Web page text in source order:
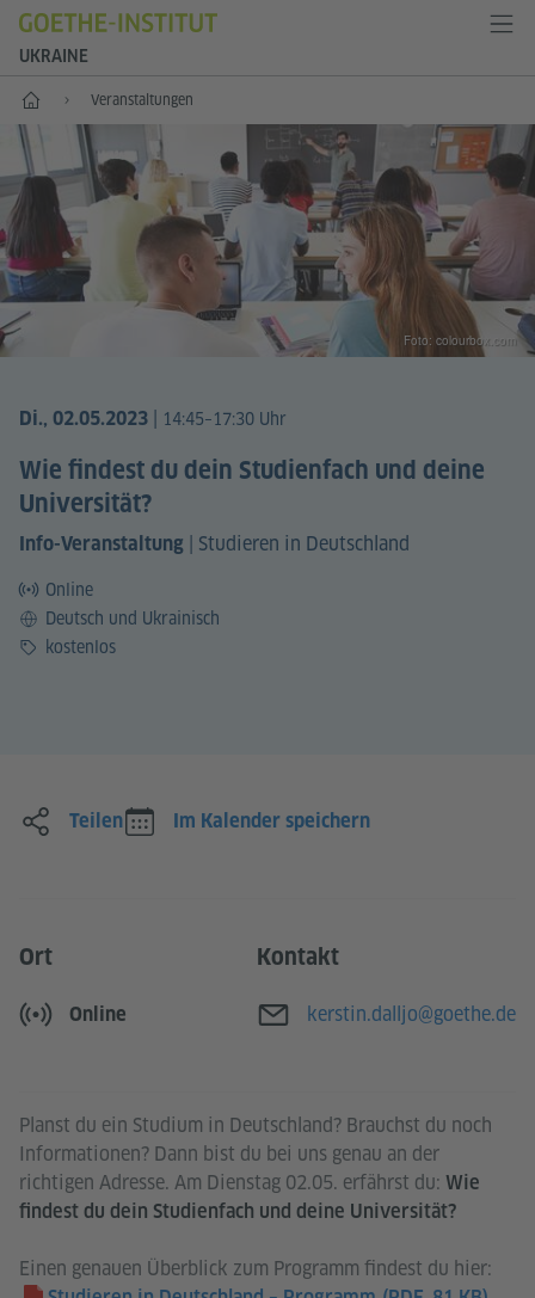
UKRAINE
Start Veranstaltungen
Di., 02.05.2023 14:45–17:30 Uhr
Wie findest du dein Studienfach und deine
Universität?
Info-Veranstaltung | Studieren in Deutschland
Online
SpracheDeutsch und Ukrainisch
Preiskostenlos
Foto: colourbox.com
Planst du ein Studium in Deutschland? Brauchst du noch
Informationen? Dann bist du bei uns genau an der
richtigen Adresse. Am Dienstag 02.05. erfährst du: Wie
findest du dein Studienfach und deine Universität?
Einen genauen Überblick zum Programm findest du hier:
Teilen Im Kalender speichern
Ort
Online
Kontakt
E-Mail
kerstin.dalljo@goethe.de